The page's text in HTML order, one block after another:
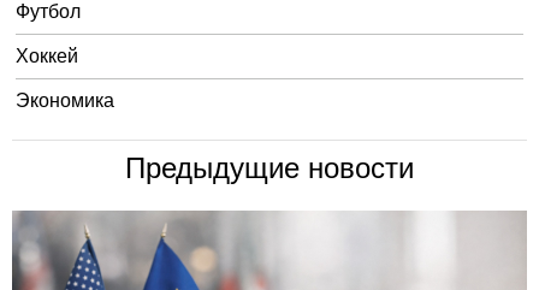
Футбол
Хоккей
Экономика
Предыдущие новости